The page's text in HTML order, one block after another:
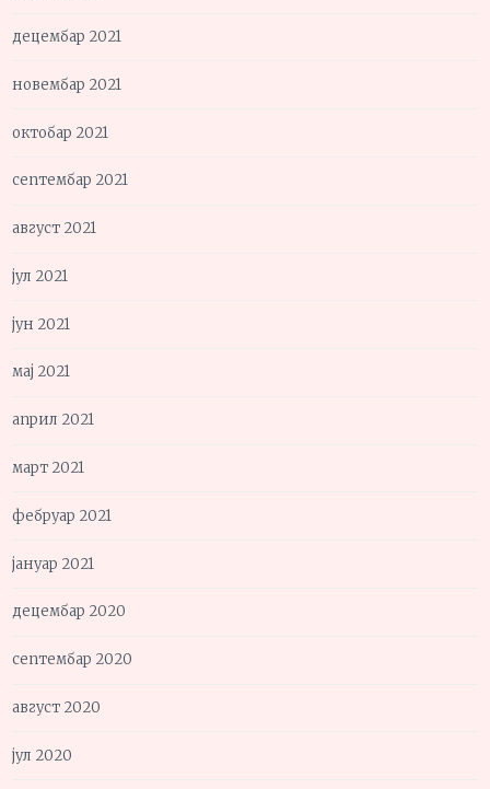
децембар 2021
новембар 2021
октобар 2021
септембар 2021
август 2021
јул 2021
јун 2021
мај 2021
април 2021
март 2021
фебруар 2021
јануар 2021
децембар 2020
септембар 2020
август 2020
јул 2020